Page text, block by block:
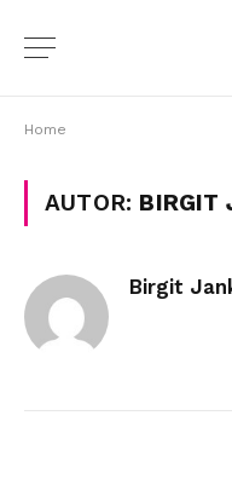
Home
AUTOR: BIRGIT
Birgit